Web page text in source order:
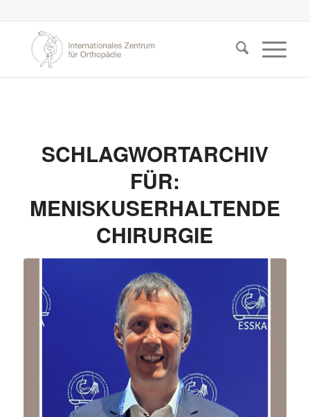
SCHLAGWORTARCHIV
FÜR:
MENISKUSERHALTENDE
CHIRURGIE